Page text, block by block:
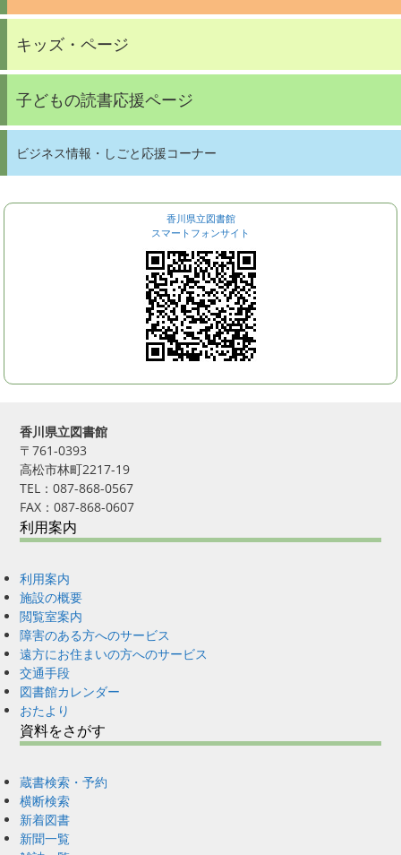
キッズ・ページ
子どもの読書応援ページ
ビジネス情報・しごと応援コーナー
香川県立図書館
スマートフォンサイト
香川県立図書館
〒761-0393
高松市林町2217-19
TEL：087-868-0567
FAX：087-868-0607
利用案内
利用案内
施設の概要
閲覧室案内
障害のある方へのサービス
遠方にお住まいの方へのサービス
交通手段
図書館カレンダー
おたより
資料をさがす
蔵書検索・予約
横断検索
新着図書
新聞一覧